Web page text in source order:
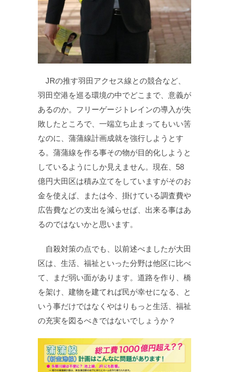
JRの推す羽田アクセス線との競合など、
羽田空港を巡る環境の中でどこまで、意義が
あるのか。フリーゲージトレインの導入が失
敗したところで、一端立ち止まってもいい筈
なのに、蒲蒲線計画成就を強行しようとす
る。蒲蒲線を作る事その物が目的化しようと
しているようにしか見えません。現在、58
億円大田区は積み立てをしていますがそのお
金を使えば、または今、掛けている調査費や
広告費などの支出を減らせば、出来る事はあ
るのではないかと思います。
自殺対策の点でも、以前述べましたが大田
区は、生活、福祉といった分野は他区に比べ
て、まだ弱い面があります。道路を作り、橋
を架け、建物を建てれば民が幸せになる、と
いう事だけではなくやはりもっと生活、福祉
の充実を図るべきではないでしょうか？